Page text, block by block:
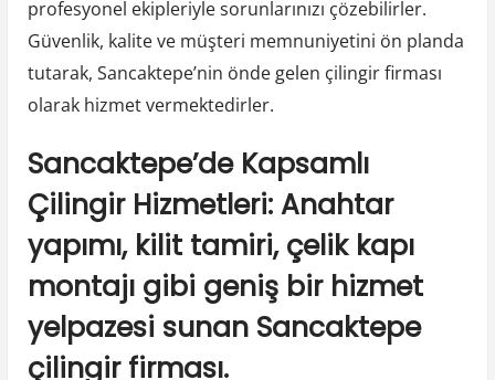
profesyonel ekipleriyle sorunlarınızı çözebilirler.
Güvenlik, kalite ve müşteri memnuniyetini ön planda
tutarak, Sancaktepe’nin önde gelen çilingir firması
olarak hizmet vermektedirler.
Sancaktepe’de Kapsamlı
Çilingir Hizmetleri: Anahtar
yapımı, kilit tamiri, çelik kapı
montajı gibi geniş bir hizmet
yelpazesi sunan Sancaktepe
çilingir firması.